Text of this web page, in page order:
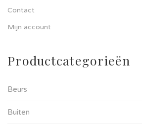
Contact
Mijn account
Productcategorieën
Beurs
Buiten